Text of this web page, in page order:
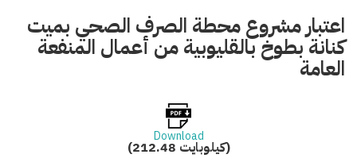
اعتبار مشروع محطة الصرف الصحي بميت
كنانة بطوخ بالقليوبية من أعمال المنفعة
العامة
Download
(212.48 كيلوبايت)